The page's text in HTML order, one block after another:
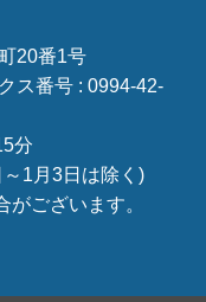
20番1号
ス番号 : 0994-42-
分
1月3日は除く)
ございます。